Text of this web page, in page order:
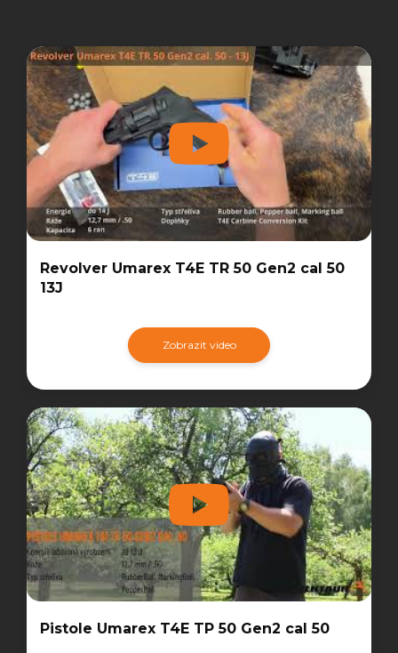
Revolver Umarex T4E TR 50 Gen2 cal 50
13J
Zobrazit video
Pistole Umarex T4E TP 50 Gen2 cal 50